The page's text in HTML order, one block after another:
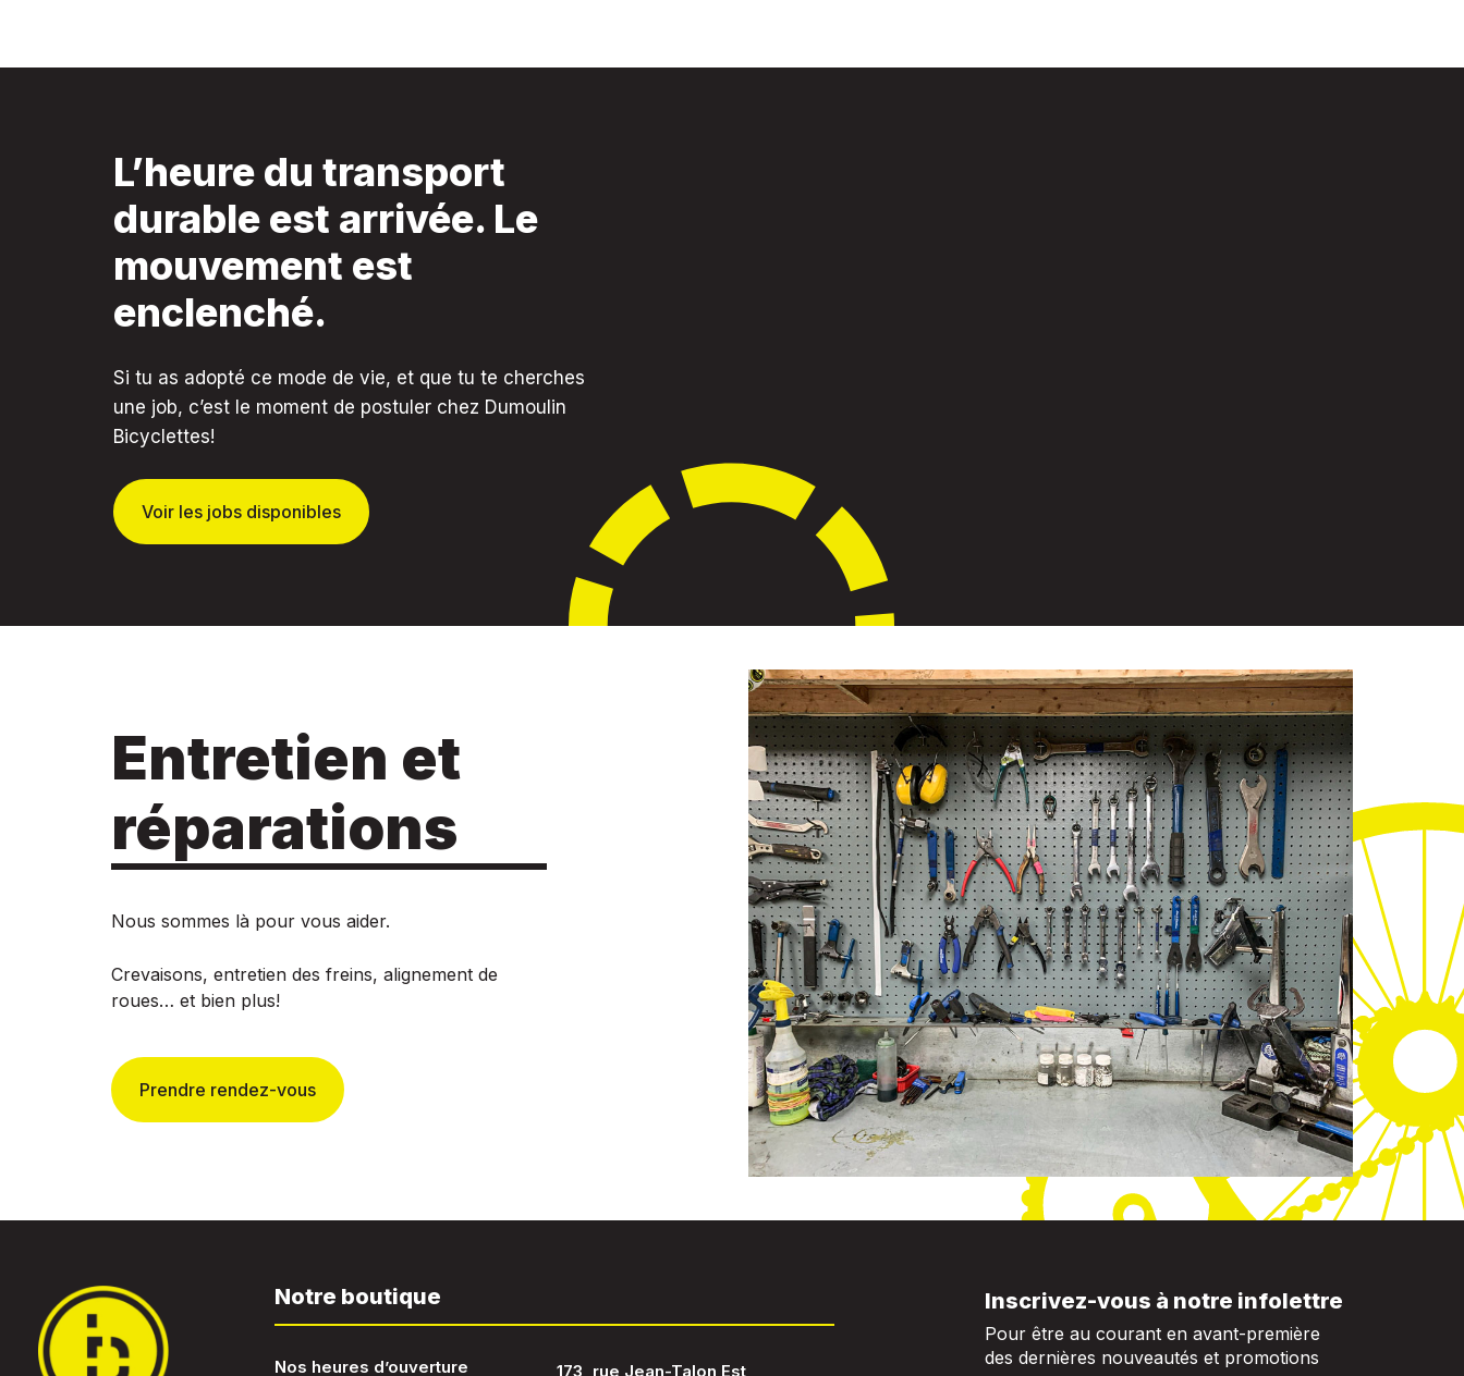
L’heure du transport
durable est arrivée. Le
mouvement est
enclenché.
Si tu as adopté ce mode de vie, et que tu te cherches
une job, c’est le moment de postuler chez Dumoulin
Bicyclettes!
Voir les jobs disponibles
Entretien et
réparations
Nous sommes là pour vous aider.
Crevaisons, entretien des freins, alignement de
roues… et bien plus!
Prendre rendez-vous
Notre boutique
Nos heures d’ouverture 173, rue Jean-Talon Est
Inscrivez-vous à notre infolettre
Pour être au courant en avant-première
des dernières nouveautés et promotions